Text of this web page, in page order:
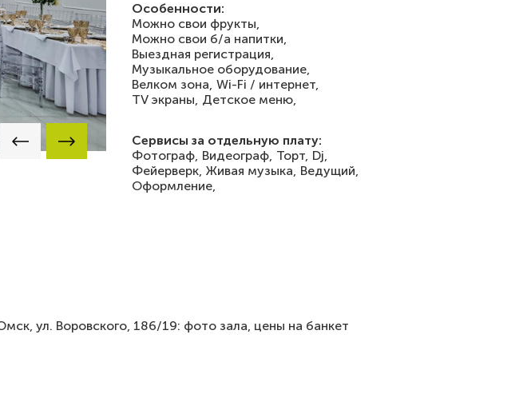
Особенности:
Можно свои фрукты,
Можно свои б/а напитки,
Выездная регистрация,
Музыкальное оборудование,
Велком зона, Wi-Fi / интернет,
TV экраны, Детское меню,
Сервисы за отдельную плату:
Фотограф, Видеограф, Торт, Dj,
Фейерверк, Живая музыка, Ведущий,
Оформление,
ул. Воровского, 186/19: фото зала, цены на банкет